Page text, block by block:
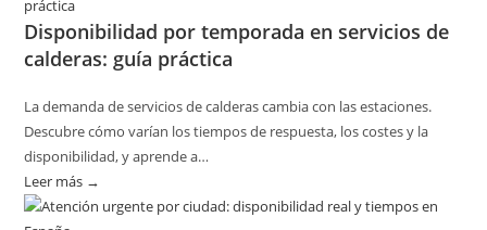
revisiones
básicas
hogar
sin
Disponibilidad por temporada en servicios de
calderas: guía práctica
La demanda de servicios de calderas cambia con las estaciones.
Descubre cómo varían los tiempos de respuesta, los costes y la
disponibilidad, y aprende a…
Leer más →
Disponibilidad